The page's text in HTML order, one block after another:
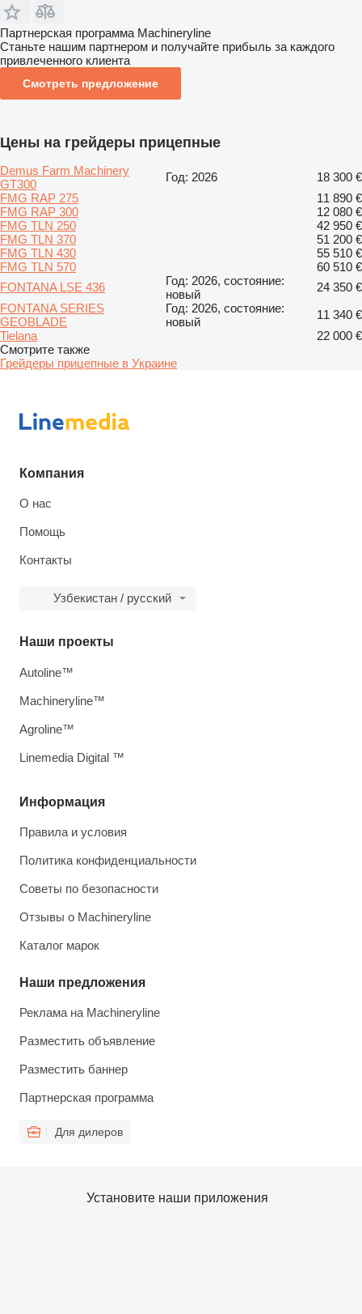
Партнерская программа Machineryline
Станьте нашим партнером и получайте прибыль за каждого
привлеченного клиента
Смотреть предложение
Цены на грейдеры прицепные
Demus Farm Machinery
GT300
Год: 2026
18 300 €
FMG RAP 275
11 890 €
FMG RAP 300
12 080 €
FMG TLN 250
42 950 €
FMG TLN 370
51 200 €
FMG TLN 430
55 510 €
FMG TLN 570
60 510 €
FONTANA LSE 436
Год: 2026, состояние:
новый
24 350 €
FONTANA SERIES
GEOBLADE
Год: 2026, состояние:
новый
11 340 €
Tielana
22 000 €
Смотрите также
Грейдеры прицепные в Украине
Компания
О нас
Помощь
Контакты
Узбекистан / русский
Информация
Правила и условия
Политика конфиденциальности
Советы по безопасности
Отзывы о Machineryline
Каталог марок
Наши предложения
Реклама на Machineryline
Разместить объявление
Разместить баннер
Партнерская программа
Для дилеров
Наши проекты
Autoline™
Machineryline™
Agroline™
Linemedia Digital ™
Установите наши приложения